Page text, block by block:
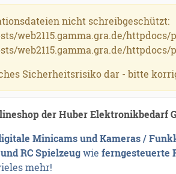
nicht schreibgeschützt:
web2115.gamma.gra.de/
web2115.gamma.gra.de/
Sicherheitsrisiko dar - bitte
der Huber Elektronikbedarf
Minicams und Kameras /
RC Spielzeugwie ferngesteuerte
mehr!